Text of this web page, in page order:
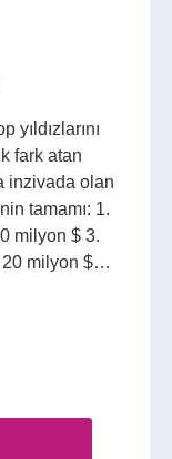
yıldızlarını
fark atan
inzivada olan
tamamı: 1.
milyon $ 3.
20 milyon $…